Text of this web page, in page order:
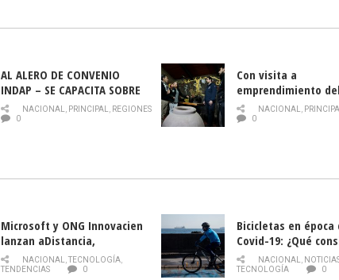
AL ALERO DE CONVENIO
INDAP – SE CAPACITA SOBRE
PLAGA DROSOPHILA SUZUKII
NACIONAL, PRINCIPAL, REGIONES
0
Con visita a
emprendimiento
y llamado al
historia campesina
NACIONAL,
0
Microsoft y ONG Innovacien
lanzan aDistancia,
plataforma con cursos
gratuitos online sobre
NACIONAL,TECNOLOGÍA,
TENDENCIAS
0
Bicicletas en época
Covid-19: ¿Qué
momento de
NACIONAL,
TECNOLOGÍA
0